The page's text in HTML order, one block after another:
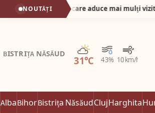
NOUTĂȚI
locul care aduce mai mulți vizitatori
BISTRIȚA NĂSĂUD
31°C 43% 10 km/h
Parțial noros
AlbaBihorBistrița NăsăudClujHarghita